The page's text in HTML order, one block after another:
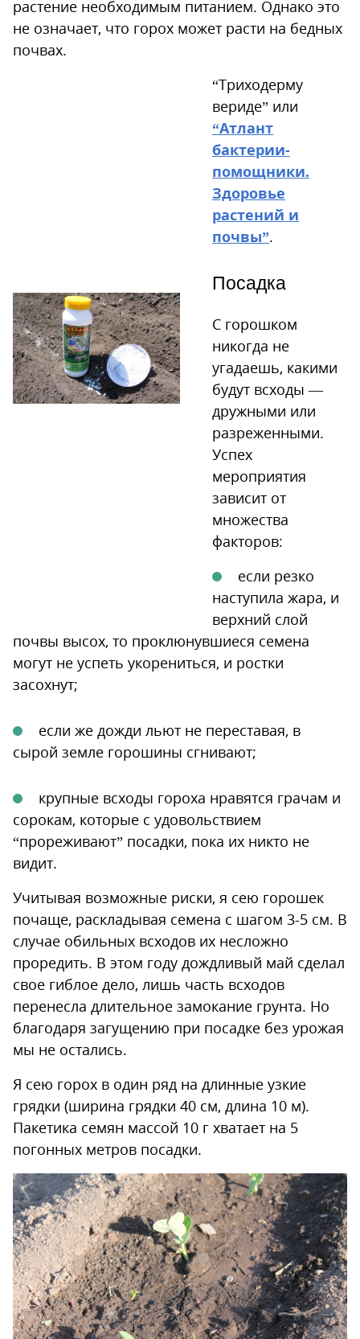
растение необходимым питанием. Однако это
не означает, что горох может расти на бедных
почвах.
“Триходерму
вериде” или
“Атлант
бактерии-
помощники.
Здоровье
растений и
почвы”.
Посадка
С горошком
никогда не
угадаешь, какими
будут всходы —
дружными или
разреженными.
Успех
мероприятия
зависит от
множества
факторов:
если резко
наступила жара, и
верхний слой
почвы высох, то проклюнувшиеся семена
могут не успеть укорениться, и ростки
засохнут;
если же дожди льют не переставая, в
сырой земле горошины сгнивают;
крупные всходы гороха нравятся грачам и
сорокам, которые с удовольствием
“прореживают” посадки, пока их никто не
видит.
Учитывая возможные риски, я сею горошек
почаще, раскладывая семена с шагом 3-5 см. В
случае обильных всходов их несложно
проредить. В этом году дождливый май сделал
свое гиблое дело, лишь часть всходов
перенесла длительное замокание грунта. Но
благодаря загущению при посадке без урожая
мы не остались.
Я сею горох в один ряд на длинные узкие
грядки (ширина грядки 40 см, длина 10 м).
Пакетика семян массой 10 г хватает на 5
погонных метров посадки.